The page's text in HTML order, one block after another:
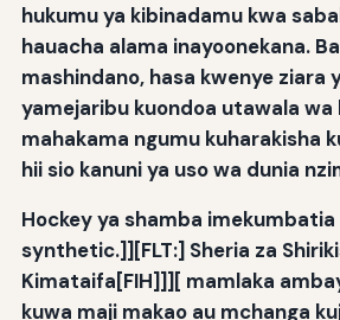
hukumu ya kibinadamu kwa
hauacha alama inayoonekana.
mashindano, hasa kwenye ziara
yamejaribu kuondoa utawala wa
mahakama ngumu kuharakisha
hii sio kanuni ya uso wa dunia
Hockey ya shamba
synthetic.]][FLT:] Sheria za
Kimataifa[FIH]]] [ mamlaka
kuwa maji makao au mchanga